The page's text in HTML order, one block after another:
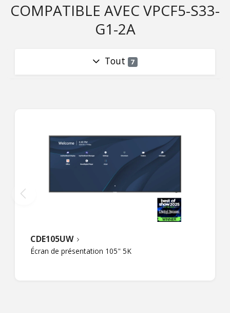
COMPATIBLE AVEC VPCF5-S33-
G1-2A
Tout 7
CDE105UW
Écran de présentation 105" 5K